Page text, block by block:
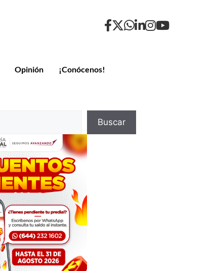
Opinión ¡Conócenos!
Buscar